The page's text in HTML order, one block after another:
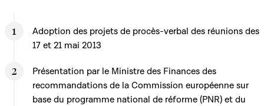
Adoption des projets de procès-verbal des réunions des
17 et 21 mai 2013
Présentation par le Ministre des Finances des
recommandations de la Commission européenne sur
base du programme national de réforme (PNR) et du